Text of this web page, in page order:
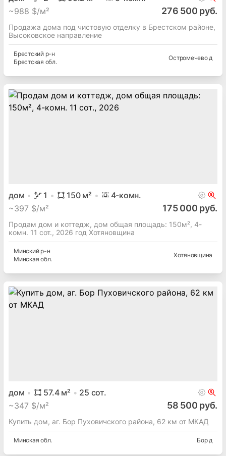
~988 $/м² 276 500 руб.
Продажа дома под чистовую отделку в Брестском районе,
Высоковское направление
Брестский р-н
Брестская обл.
Остромечево д
дом 1 150м² 4-комн.
~397 $/м² 175 000 руб.
Продам дом и коттедж, дом общая площадь: 150м², 4-
комн. 11 сот., 2026 год Хотяновщина
Минскийр-н
Минская обл.
Хотяновщина
дом 57.4м² 25 сот.
~347 $/м² 58 500 руб.
Купить дом, аг. Бор Пуховичского района, 62 км от МКАД
Минская обл. Бор д